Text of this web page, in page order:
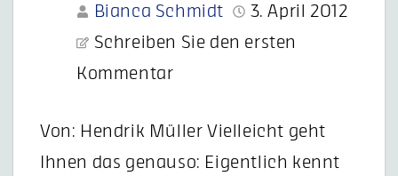
Bianca Schmidt
3. April 2012
Schreiben Sie den ersten
Kommentar
Von: Hendrik Müller Vielleicht geht
Ihnen das genauso: Eigentlich kennt